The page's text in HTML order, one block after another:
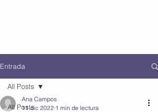
Entrada
All Posts
All Posts
Ana Campos
11 dic 2022 1 min de lectura